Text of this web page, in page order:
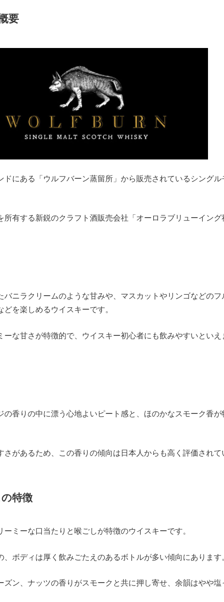
要
ドにある「ウルフバーン蒸留所」から販売されているシングル
有する新鋭のクラフト酒販売会社「オーロラブリューイング
バニラクリームのような甘みや、マスカットやリンゴなどのフ
を楽しめるウイスキーです。
な甘さが特徴的で、ウイスキー初心者にも飲みやすいといえ
の香りの中に漂う心地よいピート感と、ほのかなスモーク香が
さがあるため、この香りの傾向は日本人からも高く評価されて
特徴
ミーな口当たりと喉ごしが特徴のウイスキーです。
ボディは厚く飲みごたえのあるボトルが多い傾向にあります
ズン、ナッツの香りがスモークと共に押し寄せ、余韻はやや